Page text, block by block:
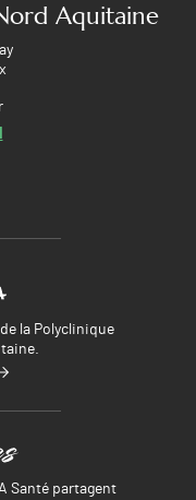
Aquitaine
la Polyclinique
Santé partagent